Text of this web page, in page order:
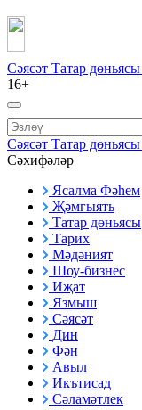
Сәясәт Татар дөньясы
16+
Сәясәт Татар дөньясы
Сәхифәләр
Ясалма Фәһем
Җәмгыять
Татар дөньясы
Тарих
Мәдәният
Шоу-бизнес
Иҗат
Язмыш
Сәясәт
Дин
Фән
Авыл
Икътисад
Сәламәтлек